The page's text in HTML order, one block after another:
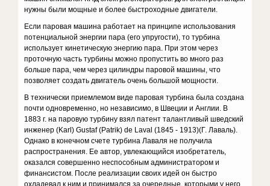
нужны были мощные и более быстроходные двигатели.
Если паровая машина работает на принципе использования
потенциальной энергии пара (его упругости), то турбина
использует кинетическую энергию пара. При этом через
проточную часть турбины можно пропустить во много раз
больше пара, чем через цилиндры паровой машины, что
позволяет создать двигатель очень большой мощности.
В технически приемлемом виде паровая турбина была создана
почти одновременно, но независимо, в Швеции и Англии. В
1883 г. на паровую турбину взял патент талантливый шведский
инженер (Karl) Gustaf (Patrik) de Laval (1845 - 1913)(Г. Лаваль).
Однако в конечном счете турбина Лаваля не получила
распространения. Ее автор, увлекающийся изобретатель,
оказался совершенно неспособным администратором и
финансистом. После реализации своих идей он быстро
охладевал к ним и принимался за очередные, которыми у него